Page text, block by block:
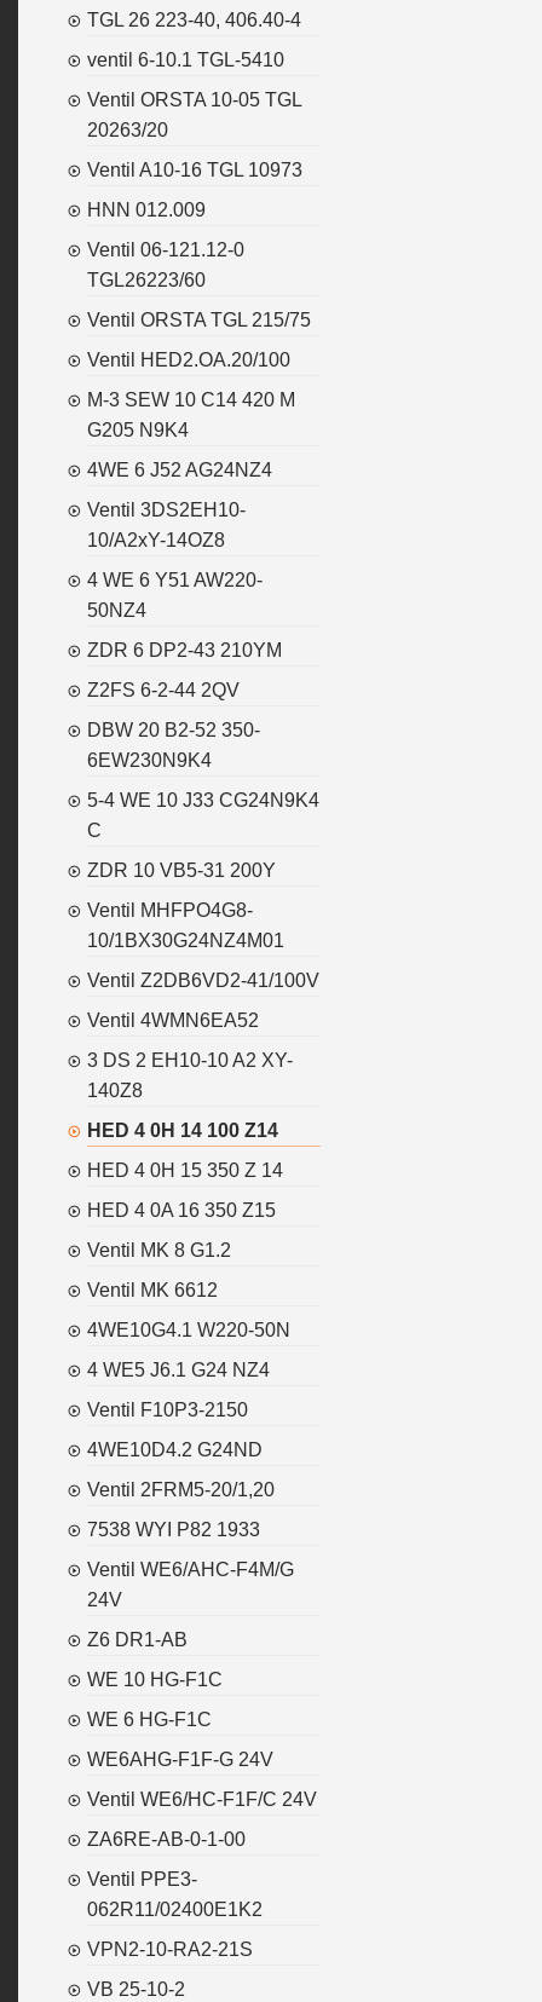
TGL 26 223-40, 406.40-4
ventil 6-10.1 TGL-5410
Ventil ORSTA 10-05 TGL
20263/20
Ventil A10-16 TGL 10973
HNN 012.009
Ventil 06-121.12-0
TGL26223/60
Ventil ORSTA TGL 215/75
Ventil HED2.OA.20/100
M-3 SEW 10 C14 420 M
G205 N9K4
4WE 6 J52 AG24NZ4
Ventil 3DS2EH10-
10/A2xY-14OZ8
4 WE 6 Y51 AW220-
50NZ4
ZDR 6 DP2-43 210YM
Z2FS 6-2-44 2QV
DBW 20 B2-52 350-
6EW230N9K4
5-4 WE 10 J33 CG24N9K4
C
ZDR 10 VB5-31 200Y
Ventil MHFPO4G8-
10/1BX30G24NZ4M01
Ventil Z2DB6VD2-41/100V
Ventil 4WMN6EA52
3 DS 2 EH10-10 A2 XY-
140Z8
HED 4 0H 14 100 Z14
HED 4 0H 15 350 Z 14
HED 4 0A 16 350 Z15
Ventil MK 8 G1.2
Ventil MK 6612
4WE10G4.1 W220-50N
4 WE5 J6.1 G24 NZ4
Ventil F10P3-2150
4WE10D4.2 G24ND
Ventil 2FRM5-20/1,20
7538 WYI P82 1933
Ventil WE6/AHC-F4M/G
24V
Z6 DR1-AB
WE 10 HG-F1C
WE 6 HG-F1C
WE6AHG-F1F-G 24V
Ventil WE6/HC-F1F/C 24V
ZA6RE-AB-0-1-00
Ventil PPE3-
062R11/02400E1K2
VPN2-10-RA2-21S
VB 25-10-2